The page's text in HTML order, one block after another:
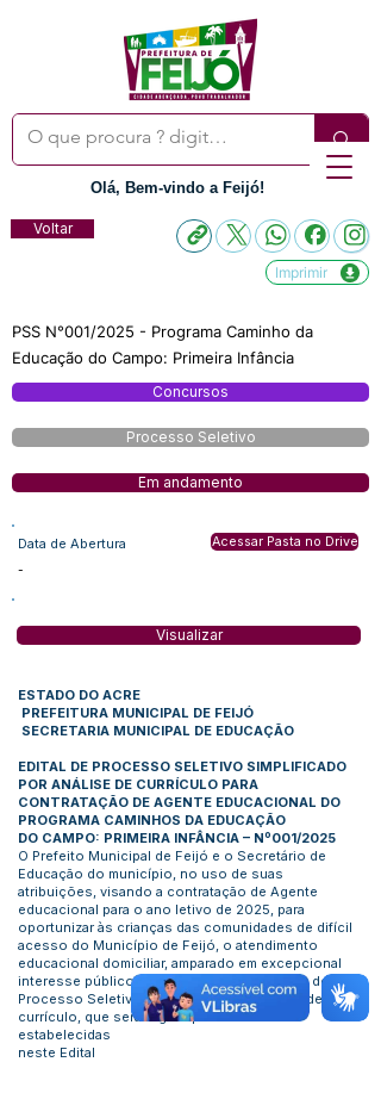
Olá, Bem-vindo a Feijó!
Voltar
Imprimir
PSS N°001/2025 - Programa Caminho da
Educação do Campo: Primeira Infância
Concursos
Processo Seletivo
Em andamento
Data de Abertura
-
Acessar Pasta no Drive
Visualizar
ESTADO DO ACRE
PREFEITURA MUNICIPAL DE FEIJÓ
SECRETARIA MUNICIPAL DE EDUCAÇÃO
EDITAL DE PROCESSO SELETIVO SIMPLIFICADO
POR ANÁLISE DE CURRÍCULO PARA
CONTRATAÇÃO DE AGENTE EDUCACIONAL DO
PROGRAMA CAMINHOS DA EDUCAÇÃO
DO CAMPO: PRIMEIRA INFÂNCIA – Nº001/2025
O Prefeito Municipal de Feijó e o Secretário de
Educação do município, no uso de suas
atribuições, visando a contratação de Agente
educacional para o ano letivo de 2025, para
oportunizar às crianças das comunidades de difícil
acesso do Município de Feijó, o atendimento
educacional domiciliar, amparado em excepcional
interesse público, torna pública a realização de
Processo Seletivo Simplificado por análise de
currículo, que será regido pelas normas
estabelecidas
neste Edital